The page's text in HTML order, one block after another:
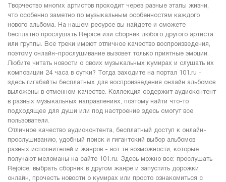
Творчество многих артистов проходит через разные этапы жизни,
что особенно заметно по музыкальным особенностям каждого
нового альбома. На нашем ресурсе вы найдете и сможете
бесплатно прослушать Rejoice или сборник любого другого артиста
или группы. Все треки имеют отличное качество воспроизведения,
поэтому онлайн-прослушивание вызовет только приятные эмоции.
Любите читать новости о своих музыкальных кумирах и слушать их
композиции 24 часа в сутки? Тогда заходите на портал 101.ru -
здесь гигабайты бесплатных для воспроизведения онлайн альбомов
выложены в отменном качестве. Коллекция содержит аудиоконтент
в разных музыкальных направлениях, поэтому найти что-то
подходящее для души или под настроение здесь смогут все
пользователи.
Отличное качество аудиоконтента, бесплатный доступ к онлайн-
прослушиванию, удобный поиск и гигантский выбор альбомов
разных исполнителей и жанров - вот те возможности, которые
получают меломаны на сайте 101.ru. Здесь можно все: прослушать
Rejoice, выбрать сборник в другом жанре и запустить дорожки
онлайн, прочесть новости о кумирах или просто ознакомиться с